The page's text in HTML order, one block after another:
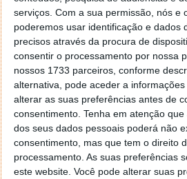
serviços. Com a sua permissão, nós e
poderemos usar identificação e dados
precisos através da procura de
consentir o processamento por nossa
nossos 1733 parceiros, conforme
alternativa, pode aceder a
alterar as suas preferências antes de
consentimento. Tenha em atenção
dos seus dados pessoais poderá não
consentimento, mas que tem o direito
processamento. As suas preferências
este website. Você pode alterar suas
Este artigo tem
Acompanhe o Pplware no
Proponha uma correção, faça uma